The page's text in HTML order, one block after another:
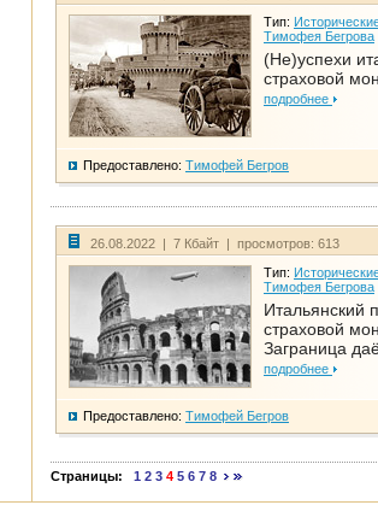
Тип:
Тимофея Бегрова
(Не)успехи
страховой
подробнее
Предоставлено: Тимофей Бегров
26.08.2022 | 7 Кбайт | просмотров: 613
Тип:
Тимофея Бегрова
Итальянский
страховой
Заграница
подробнее
Предоставлено: Тимофей Бегров
Страницы: 1 2 3 4 5 6 7 8